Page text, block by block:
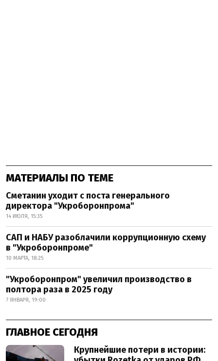
МАТЕРИАЛЫ ПО ТЕМЕ
Сметанин уходит с поста генерального
директора "Укроборонпрома"
14 ИЮЛЯ, 15:35
САП и НАБУ разоблачили коррупционную схему
в "Укроборонпроме"
10 МАРТА, 18:25
"Укроборонпром" увеличил производство в
полтора раза в 2025 году
7 ЯНВАРЯ, 19:00
ГЛАВНОЕ СЕГОДНЯ
Крупнейшие потери в истории: